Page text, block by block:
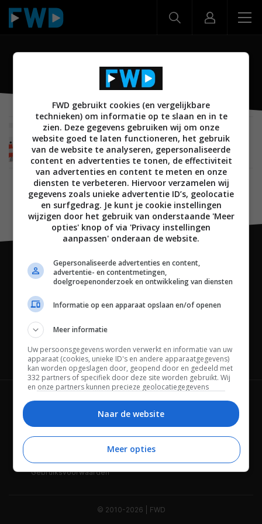
Odd Bot Out
MOBILE 02 FEBRUARI 2015
Odd Bot Out is een fraai platform-puzzelspel
Channels
Wie is FWD Privacybeleid
Adverteren Contact
Gebruiksvoorwaarden
© 2010-2026 | FWD
FWD gebruikt cookies (en vergelijkbare
technieken) om informatie op te slaan en in te
zien. Deze gegevens gebruiken wij om onze
website goed te laten functioneren, het gebruik
van de website te analyseren, gepersonaliseerde
content en advertenties te tonen, de effectiviteit
van advertenties en content te meten en onze
diensten te verbeteren. Hiervoor verzamelen wij
gegevens zoals unieke advertentie ID’s, geolocatie
en surfgedrag. Je kunt je cookie instellingen
wijzigen door het gebruik van onderstaande 'Meer
opties' knop of via 'Privacy instellingen
aanpassen' onderaan de website.
Gepersonaliseerde advertenties en content,
advertentie- en contentmetingen,
doelgroepenonderzoek en ontwikkeling van diensten
Informatie op een apparaat opslaan en/of openen
Meer informatie
Uw persoonsgegevens worden verwerkt en informatie van uw
apparaat (cookies, unieke ID's en andere apparaatgegevens)
kan worden opgeslagen door, geopend door en gedeeld met
332 partners of specifiek door deze site worden gebruikt. Wij
en onze partners kunnen precieze geolocatiegegevens
Bepaalde leveranciers kunnen uw persoonsgegevens
beheren. Zoek onderaan deze pagina of in het sitemenu naar
een link om uw toestemming te beheren of in te trekken via de
privacy- en cookie-instellingen.
Naar de website
Meer opties